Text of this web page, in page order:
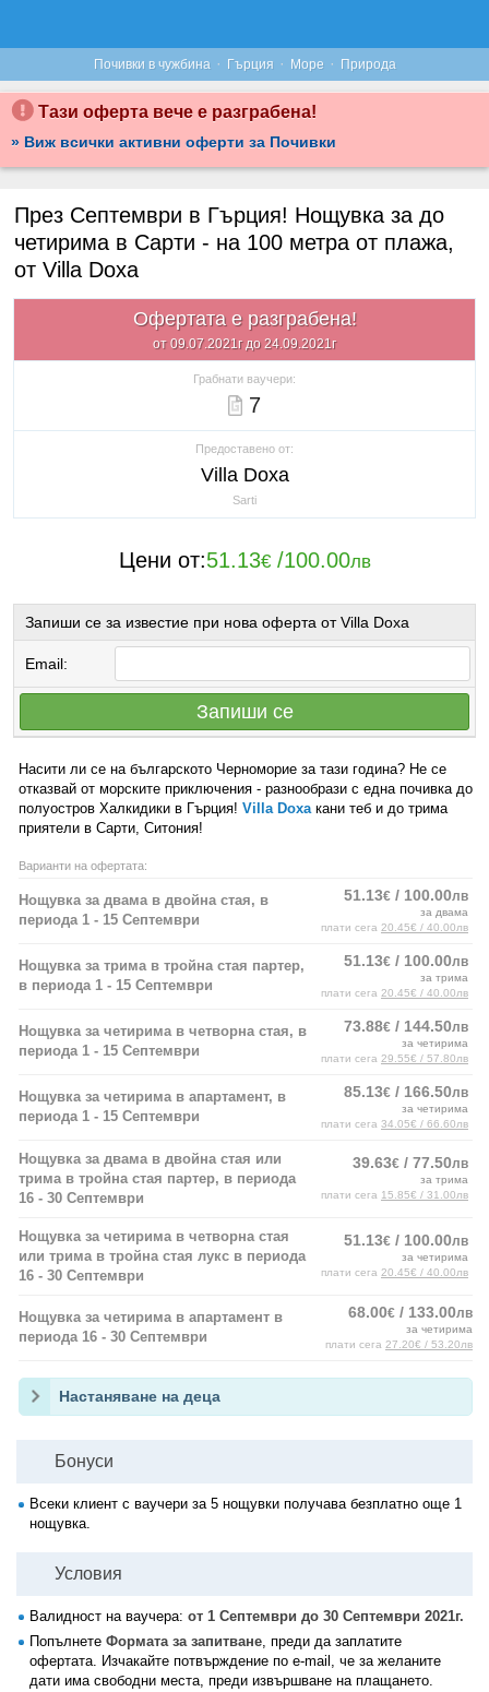
Почивки в чужбина · Гърция · Море · Природа
Тази оферта вече е разграбена!
» Виж всички активни оферти за Почивки
През Септември в Гърция! Нощувка за до
четирима в Сарти - на 100 метра от плажа,
от Villa Doxa
Офертата е разграбена!
от 09.07.2021г до 24.09.2021г
Грабнати ваучери:
7
Предоставено от:
Villa Doxa
Sarti
Цени от:51.13€/100.00лв
Запиши се за известие при нова оферта от Villa Doxa
Email:
Запиши се
Насити ли се на българското Черноморие за тази година? Не се
отказвай от морските приключения - разнообрази с една почивка до
полуостров Халкидики в Гърция! Villa Doxaкани теб и до трима
приятели в Сарти, Ситония!
Варианти на офертата:
Нощувка за двама в двойна стая, в
периода 1 - 15 Септември
51.13€ / 100.00лв
за двама
плати сега 20.45€ / 40.00лв
Нощувка за трима в тройна стая партер,
в периода 1 - 15 Септември
51.13€ / 100.00лв
за трима
плати сега 20.45€ / 40.00лв
Нощувка за четирима в четворна стая, в
периода 1 - 15 Септември
73.88€ / 144.50лв
за четирима
плати сега 29.55€ / 57.80лв
Нощувка за четирима в апартамент, в
периода 1 - 15 Септември
85.13€ / 166.50лв
за четирима
плати сега 34.05€ / 66.60лв
Нощувка за двама в двойна стая или
трима в тройна стая партер, в периода
16 - 30 Септември
39.63€ / 77.50лв
за трима
плати сега 15.85€ / 31.00лв
Нощувка за четирима в четворна стая
или трима в тройна стая лукс в периода
16 - 30 Септември
51.13€ / 100.00лв
за четирима
плати сега 20.45€ / 40.00лв
Нощувка за четирима в апартамент в
периода 16 - 30 Септември
68.00€ / 133.00лв
за четирима
плати сега 27.20€ / 53.20лв
Настаняване на деца
Бонуси
Всеки клиент с ваучери за 5 нощувки получава безплатно още 1
нощувка.
Условия
Валидност на ваучера: от 1 Септември до 30 Септември 2021г.
Попълнете Формата за запитване, преди да заплатите
офертата. Изчакайте потвърждение по e-mail, че за желаните
дати има свободни места, преди извършване на плащането.